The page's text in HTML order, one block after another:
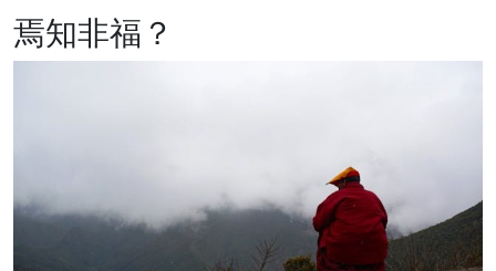
生活
健康
影片
焉知非福？